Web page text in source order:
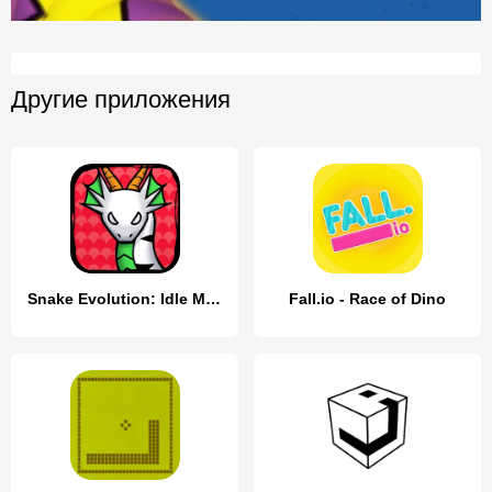
Другие приложения
Snake Evolution: Idle Merge IO Fall.io - Race of Dino